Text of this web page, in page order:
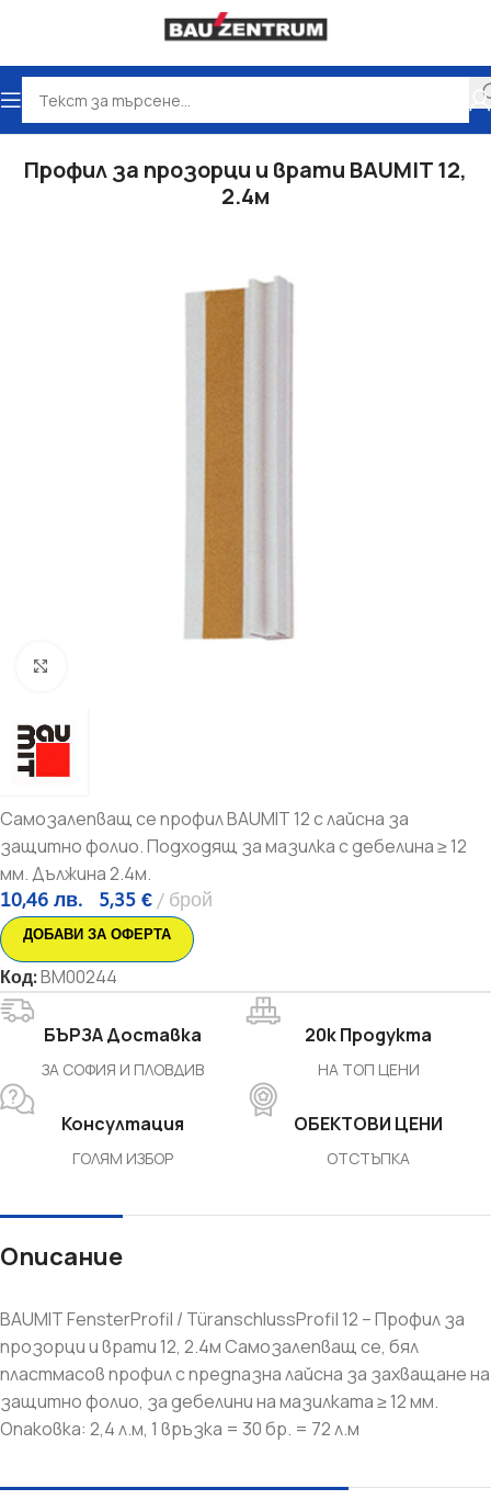
Начало Сухо строителство
Профил за прозорци и врати BAUMIT 12,
2.4м
Самозалепващ се профил BAUMIT 12 с лайсна за
защитно фолио. Подходящ за мазилка с дебелина ≥ 12
мм. Дължина 2.4м.
10,46 лв. 5,35 € брой
ДОБАВИ ЗА ОФЕРТА
Код:BM00244
БЪРЗА Доставка
ЗА СОФИЯ И ПЛОВДИВ
20k Продукта
НА ТОП ЦЕНИ
Консултация
ГОЛЯМ ИЗБОР
ОБЕКТОВИ ЦЕНИ
ОТСТЪПКА
Описание
BAUMIT FensterProfil / TüranschlussProfil 12 – Профил за
прозорци и врати 12, 2.4м Самозалепващ се, бял
пластмасов профил с предпазна лайсна за захващане на
защитно фолио, за дебелини на мазилката ≥ 12 мм.
Опаковка: 2,4 л.м, 1 връзка = 30 бр. = 72 л.м